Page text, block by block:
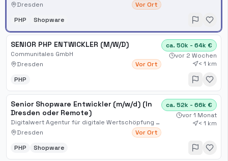
Dresden
Vor Ort
PHP Shopware
SENIOR PHP ENTWICKLER (M/W/D)
Communitales GmbH
Dresden
Vor Ort
ca. 50k - 64k €
vor 2 Wochen
< 1 km
PHP
Senior Shopware Entwickler (m/w/d) (In
Dresden oder Remote)
Digitalwert Agentur für digitale Wertschöpfung GmbH von ITsax.de
Dresden
Vor Ort
ca. 52k - 66k €
vor 1 Monat
< 1 km
PHP Shopware